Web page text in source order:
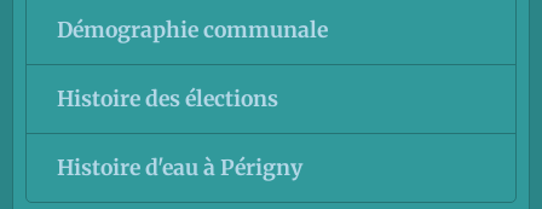
Démographie communale
Histoire des élections
Histoire d'eau à Périgny